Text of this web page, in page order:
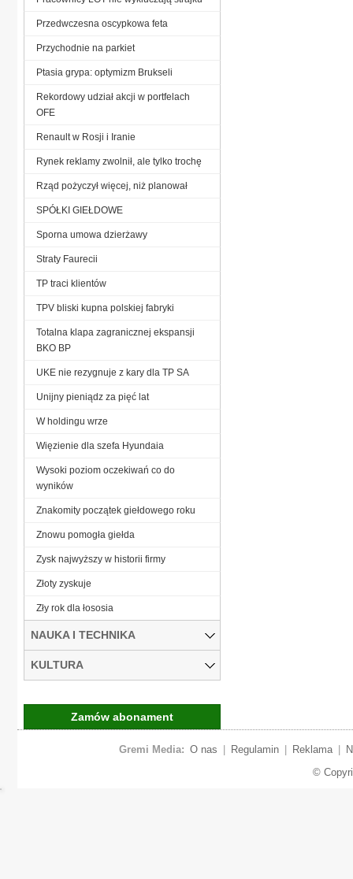
Przedwczesna oscypkowa feta
Przychodnie na parkiet
Ptasia grypa: optymizm Brukseli
Rekordowy udział akcji w portfelach
OFE
Renault w Rosji i Iranie
Rynek reklamy zwolnił, ale tylko trochę
Rząd pożyczył więcej, niż planował
SPÓŁKI GIEŁDOWE
Sporna umowa dzierżawy
Straty Faurecii
TP traci klientów
TPV bliski kupna polskiej fabryki
Totalna klapa zagranicznej ekspansji
BKO BP
UKE nie rezygnuje z kary dla TP SA
Unijny pieniądz za pięć lat
W holdingu wrze
Więzienie dla szefa Hyundaia
Wysoki poziom oczekiwań co do
wyników
Znakomity początek giełdowego roku
Znowu pomogła giełda
Zysk najwyższy w historii firmy
Złoty zyskuje
Zły rok dla łososia
NAUKA I TECHNIKA
KULTURA
Zamów abonament
Gremi Media: O nas Regulamin Reklama
©